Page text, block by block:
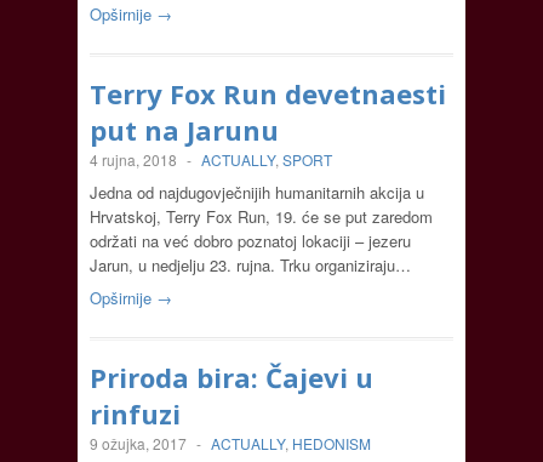
Opširnije →
Terry Fox Run devetnaesti
put na Jarunu
4 rujna, 2018 - ACTUALLY, SPORT
Jedna od najdugovječnijih humanitarnih akcija u
Hrvatskoj, Terry Fox Run, 19. će se put zaredom
održati na već dobro poznatoj lokaciji – jezeru
Jarun, u nedjelju 23. rujna. Trku organiziraju…
Opširnije →
Priroda bira: Čajevi u
rinfuzi
9 ožujka, 2017 - ACTUALLY, HEDONISM